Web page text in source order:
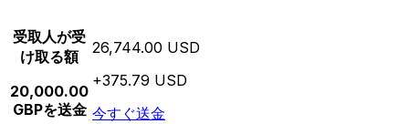
受取人が受
け取る額
20,000.00
GBPを送金
26,744.00 USD
+375.79 USD
今すぐ送金